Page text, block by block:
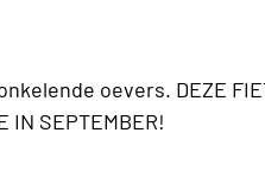
oevers. DEZE
IN SEPTEMBER!